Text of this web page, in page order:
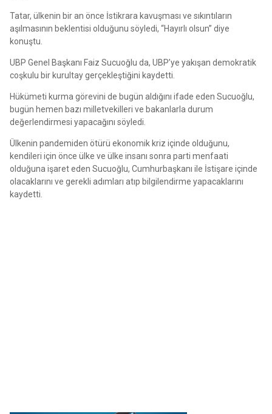
Tatar, ülkenin bir an önce İstikrara kavuşması ve sıkıntıların
aşılmasının beklentisi olduğunu söyledi, “Hayırlı olsun” diye
konuştu.
UBP Genel Başkanı Faiz Sucuoğlu da, UBP’ye yakışan demokratik
coşkulu bir kurultay gerçekleştiğini kaydetti.
Hükümeti kurma görevini de bugün aldığını ifade eden Sucuoğlu,
bugün hemen bazı milletvekilleri ve bakanlarla durum
değerlendirmesi yapacağını söyledi.
Ülkenin pandemiden ötürü ekonomik kriz içinde olduğunu,
kendileri için önce ülke ve ülke insanı sonra parti menfaati
olduğuna işaret eden Sucuoğlu, Cumhurbaşkanı ile İstişare içinde
olacaklarını ve gerekli adımları atıp bilgilendirme yapacaklarını
kaydetti.